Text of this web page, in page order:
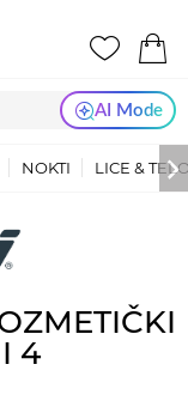
AI Mode
NOKTI LICE &
4